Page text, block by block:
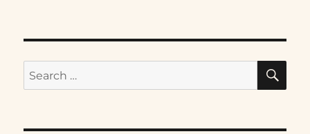
Search
for: